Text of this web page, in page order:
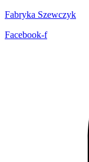
Fabryka Szewczyk
Facebook-f